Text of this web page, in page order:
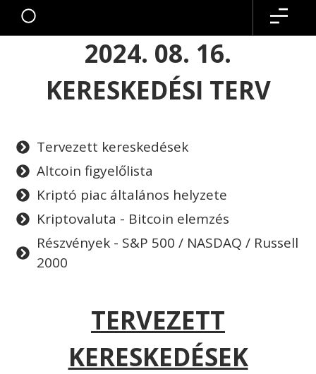
2024. 08. 16.
KERESKEDÉSI TERV
Tervezett kereskedések
Altcoin figyelőlista
Kriptó piac általános helyzete
Kriptovaluta - Bitcoin elemzés
Részvények - S&P 500 / NASDAQ / Russell
2000
TERVEZETT
KERESKEDÉSEK